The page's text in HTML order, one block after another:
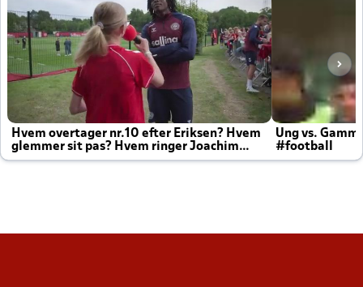
Hvem overtager nr.10 efter Eriksen? Hvem
glemmer sit pas? Hvem ringer Joachim
altid til efter kampe?
Ung vs.
#football